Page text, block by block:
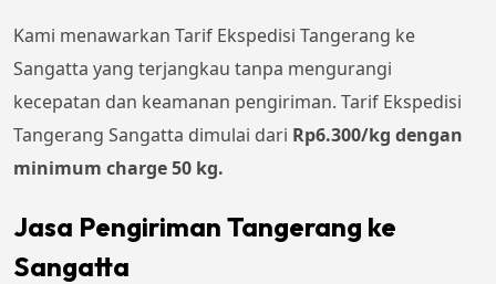
Kami menawarkan Tarif Ekspedisi Tangerang ke
Sangatta yang terjangkau tanpa mengurangi
kecepatan dan keamanan pengiriman. Tarif Ekspedisi
Tangerang Sangatta dimulai dari Rp6.300/kg dengan
minimum charge 50 kg.
Jasa Pengiriman Tangerang ke
Sangatta